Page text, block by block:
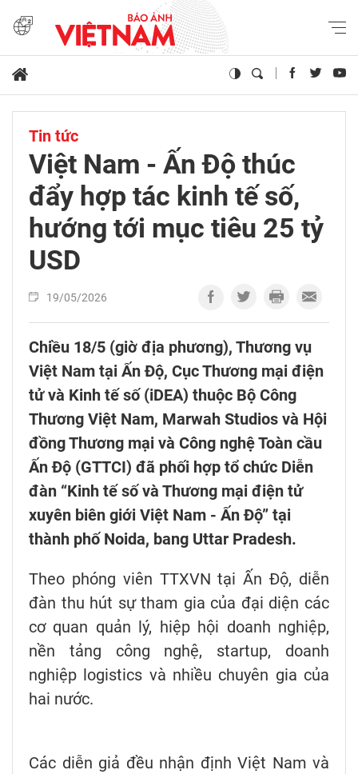
Tin tức
Việt Nam - Ấn Độ thúc
đẩy hợp tác kinh tế số,
hướng tới mục tiêu 25 tỷ
USD
19/05/2026
Chiều 18/5 (giờ địa phương), Thương vụ
Việt Nam tại Ấn Độ, Cục Thương mại điện
tử và Kinh tế số (iDEA) thuộc Bộ Công
Thương Việt Nam, Marwah Studios và Hội
đồng Thương mại và Công nghệ Toàn cầu
Ấn Độ (GTTCI) đã phối hợp tổ chức Diễn
đàn “Kinh tế số và Thương mại điện tử
xuyên biên giới Việt Nam - Ấn Độ” tại
thành phố Noida, bang Uttar Pradesh.
Theo phóng viên TTXVN tại Ấn Độ, diễn
đàn thu hút sự tham gia của đại diện các
cơ quan quản lý, hiệp hội doanh nghiệp,
nền tảng công nghệ, startup, doanh
nghiệp logistics và nhiều chuyên gia của
hai nước.
Các diễn giả đều nhận định Việt Nam và